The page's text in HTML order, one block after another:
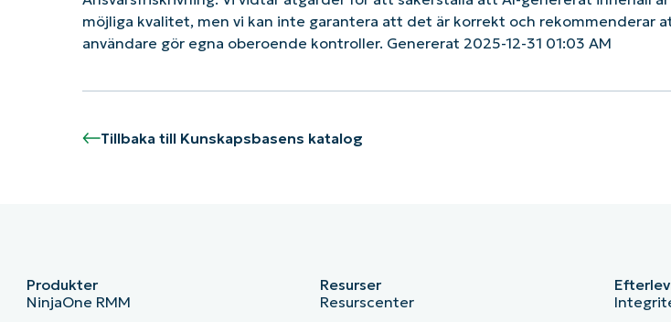
möjliga kvalitet, men vi kan inte garantera att det är korrekt och rekommenderar
användare gör egna oberoende kontroller. Genererat 2025-12-31 01:03 AM
Tillbaka till Kunskapsbasens katalog
Produkter
NinjaOne RMM
Resurser
Resurscenter